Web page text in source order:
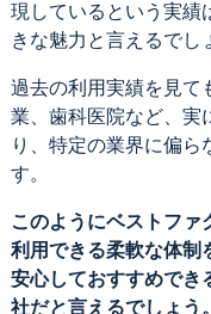
現しているという実績
きな魅力と言えるでし
過去の利用実績を見て
業、歯科医院など、実
り、特定の業界に偏
す。
このようにベストファ
利用できる柔軟な体制
安心しておすすめでき
社だと言えるでしょう。